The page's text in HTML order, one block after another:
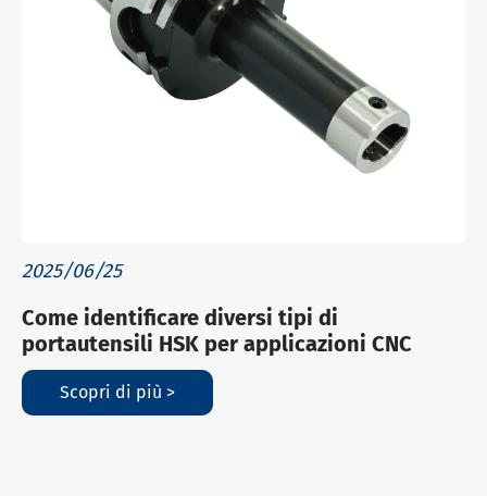
2025/06/25
Come identificare diversi tipi di
portautensili HSK per applicazioni CNC
Scopri di più >